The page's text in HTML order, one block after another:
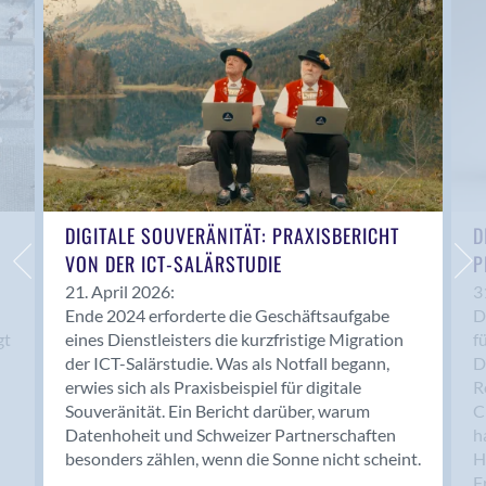
Anwil
Appenzell
Au SG
Baar
Baden
Balsthal
Balzers
Basel
Bassersdorf
Belp
Bendern
Benken (SG)
Bergdietikon
Berlin
Bern
Bern - Liebefeld
DIGITALE SOUVERÄNITÄT: PRAXISBERICHT
VON DER ICT-SALÄRSTUDIE
21. April 2026:
Ende 2024 erforderte die Geschäftsaufgabe
eines Dienstleisters die kurzfristige Migration
der ICT-Salärstudie. Was als Notfall begann,
erwies sich als Praxisbeispiel für digitale
Souveränität. Ein Bericht darüber, warum
Datenhoheit und Schweizer Partnerschaften
besonders zählen, wenn die Sonne nicht scheint.